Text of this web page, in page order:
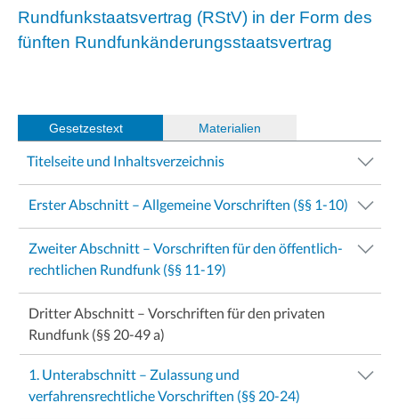
Rundfunkstaatsvertrag (RStV) in der Form des
fünften Rundfunkänderungsstaatsvertrag
Gesetzestext Materialien
Titelseite und Inhaltsverzeichnis
Erster Abschnitt – Allgemeine Vorschriften (§§ 1-10)
Zweiter Abschnitt – Vorschriften für den öffentlich-
rechtlichen Rundfunk (§§ 11-19)
Dritter Abschnitt – Vorschriften für den privaten
Rundfunk (§§ 20-49 a)
1. Unterabschnitt – Zulassung und
verfahrensrechtliche Vorschriften (§§ 20-24)